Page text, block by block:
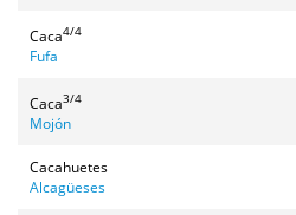
Caca4/4
Fufa
Caca3/4
Mojón
Cacahuetes
Alcagüeses